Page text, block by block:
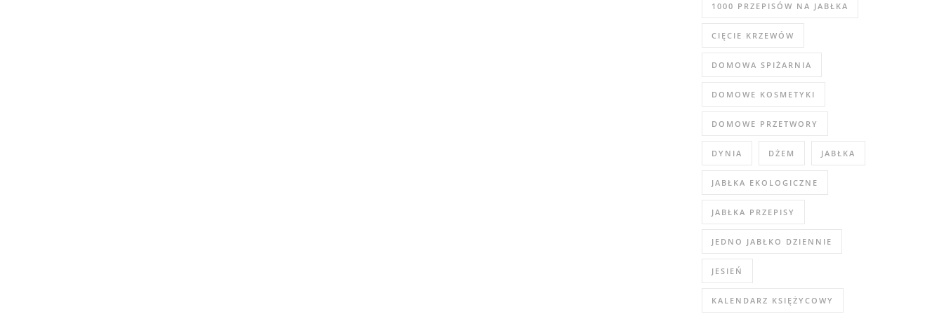
1000 PRZEPISÓW NA JABŁKA
CIĘCIE KRZEWÓW
DOMOWA SPIŻARNIA
DOMOWE KOSMETYKI
DOMOWE PRZETWORY
DYNIA DŻEM JABŁKA
JABŁKA EKOLOGICZNE
JABŁKA PRZEPISY
JEDNO JABŁKO DZIENNIE
JESIEŃ
KALENDARZ KSIĘŻYCOWY